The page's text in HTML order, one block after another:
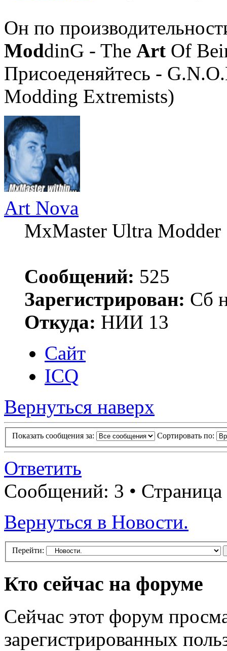
Он по
ModdinG - The Art Of
Присоеденяйтесь -
Modding Extremists)
Art Nova
MxMaster Ultra Modder
Сообщений: 525
Зарегистрирован: Сб
Откуда: НИИ 13
Сайт
ICQ
Вернуться наверх
Показать сообщения за: Сортировать по:
Ответить
Сообщений: 3 • Страница
Вернуться в Новости.
Перейти:
Кто сейчас на форуме
Сейчас этот форум
зарегистрированных